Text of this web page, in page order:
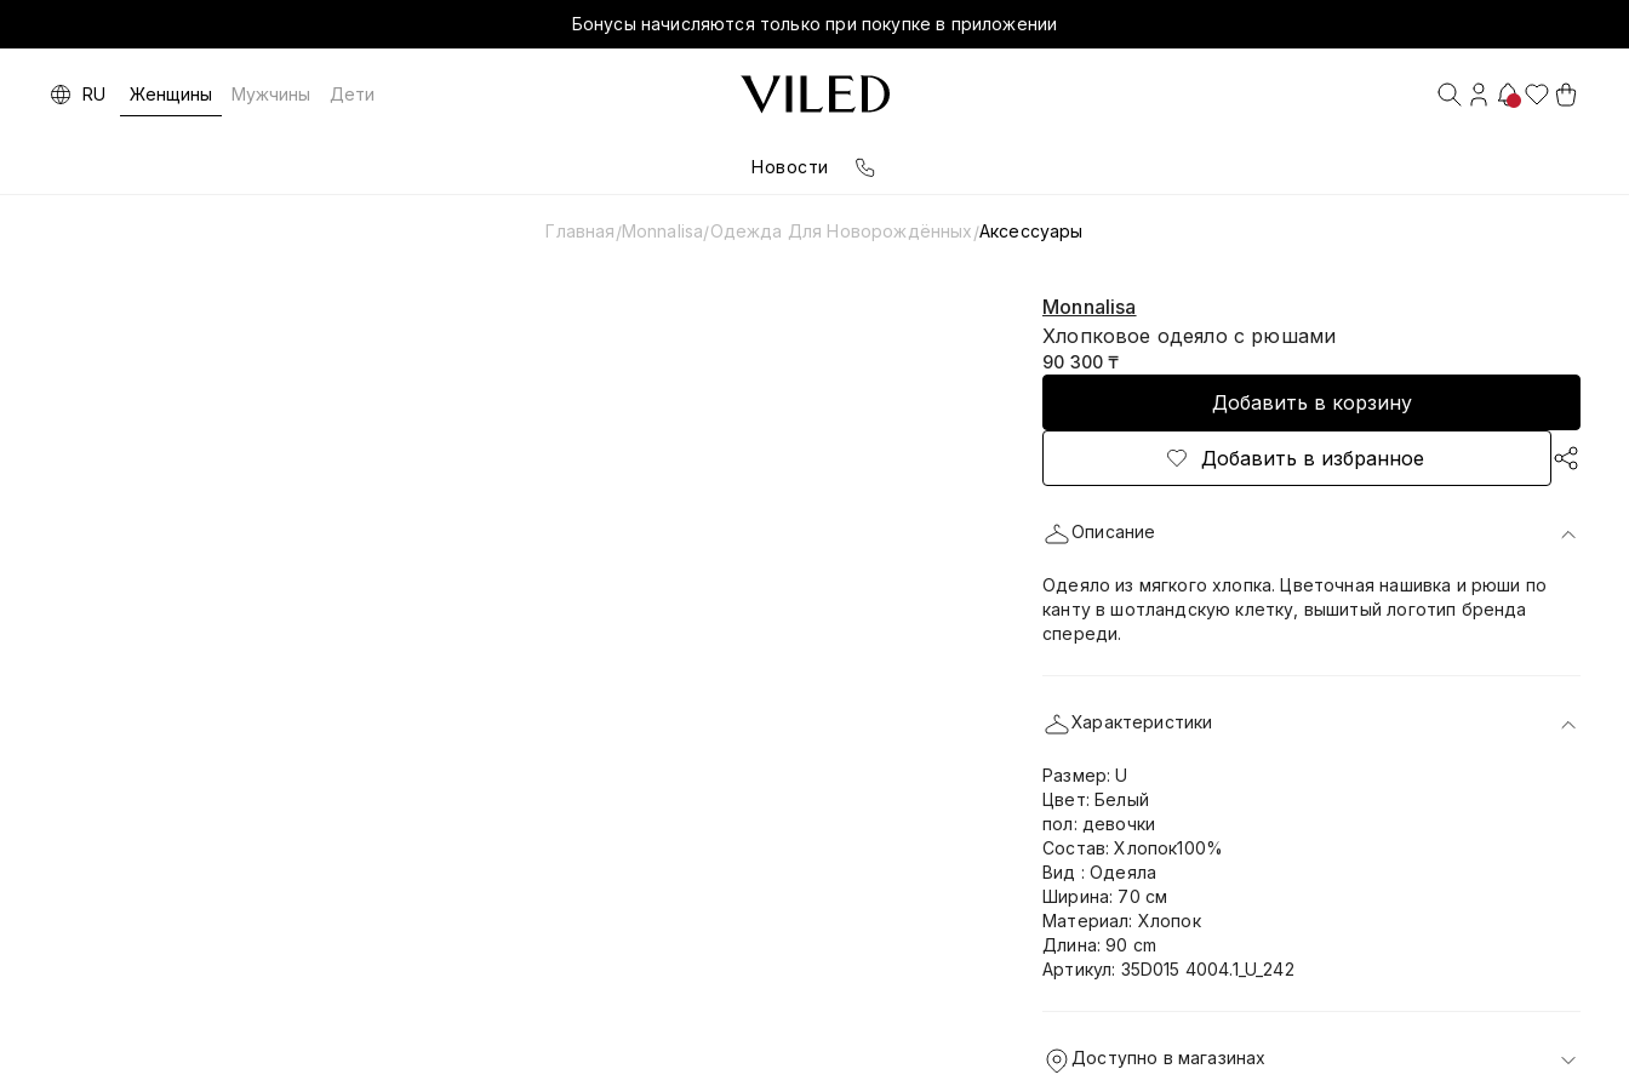
Бонусы начисляются только при покупке в приложении
RU Женщины Мужчины Дети
Новости
Главная/Monnalisa/Одежда Для Новорождённых/Аксессуары
Monnalisa
Хлопковое одеяло с рюшами
90 300 ₸
Добавить в корзину
Добавить в избранное
Описание
Одеяло из мягкого хлопка. Цветочная нашивка и рюши по
канту в шотландскую клетку, вышитый логотип бренда
спереди.
Характеристики
Размер: U
Цвет: Белый
пол: девочки
Состав: Хлопок100%
Вид : Одеяла
Ширина: 70 см
Материал: Хлопок
Длина: 90 cm
Артикул: 35D015 4004.1_U_242
Доступно в магазинах